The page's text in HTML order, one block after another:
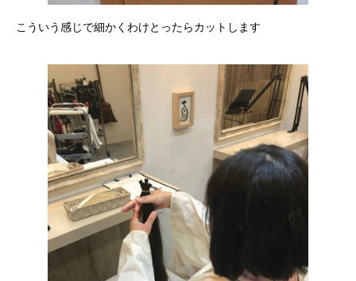
こういう感じで細かくわけとったらカットします